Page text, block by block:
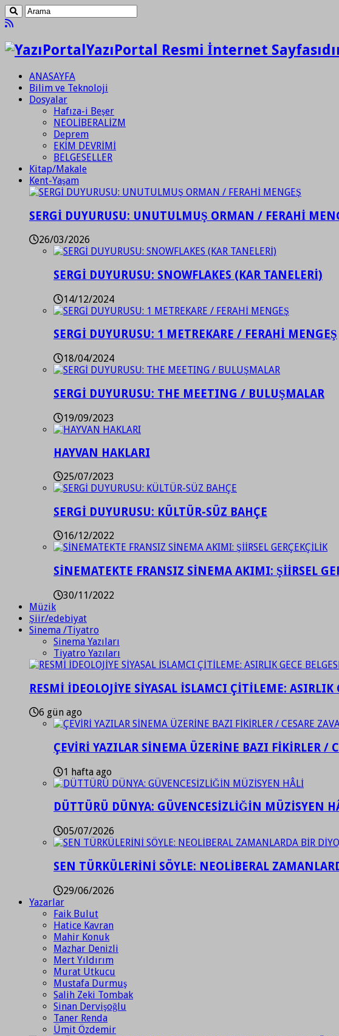
YazıPortal Resmi İnternet
ANASAYFA
Bilim ve Teknoloji
Dosyalar
Hafıza-i Beşer
NEOLİBERALİZM
Deprem
EKİM DEVRİMİ
BELGESELLER
Kitap/Makale
Kent-Yaşam
SERGİ DUYURUSU: UNUTULMUŞ ORMAN / FERAHİ
26/03/2026
SERGİ DUYURUSU: SNOWFLAKES (KAR TANELERİ)
14/12/2024
SERGİ DUYURUSU: 1 METREKARE / FERAHİ MENGEŞ
18/04/2024
SERGİ DUYURUSU: THE MEETING / BULUŞMALAR
19/09/2023
HAYVAN HAKLARI
25/07/2023
SERGİ DUYURUSU: KÜLTÜR-SÜZ BAHÇE
16/12/2022
SİNEMATEKTE FRANSIZ SİNEMA AKIMI: ŞİİRSEL
30/11/2022
Müzik
Şiir/edebiyat
Sinema /Tiyatro
Sinema Yazıları
Tiyatro Yazıları
RESMİ İDEOLOJİYE SİYASAL İSLAMCI ÇİTİLEME: ASIRLIK
6 gün ago
ÇEVİRİ YAZILAR SİNEMA ÜZERİNE BAZI FİKİRLER /
1 hafta ago
DÜTTÜRÜ DÜNYA: GÜVENCESİZLİĞİN MÜZİSYEN
05/07/2026
SEN TÜRKÜLERİNİ SÖYLE: NEOLİBERAL
29/06/2026
Yazarlar
Faik Bulut
Hatice Kavran
Mahir Konuk
Mazhar Denizli
Mert Yıldırım
Murat Utkucu
Mustafa Durmuş
Salih Zeki Tombak
Sinan Dervişoğlu
Taner Renda
Ümit Özdemir